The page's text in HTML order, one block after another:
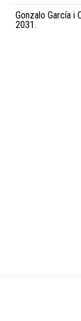
Gonzalo García i
2031.